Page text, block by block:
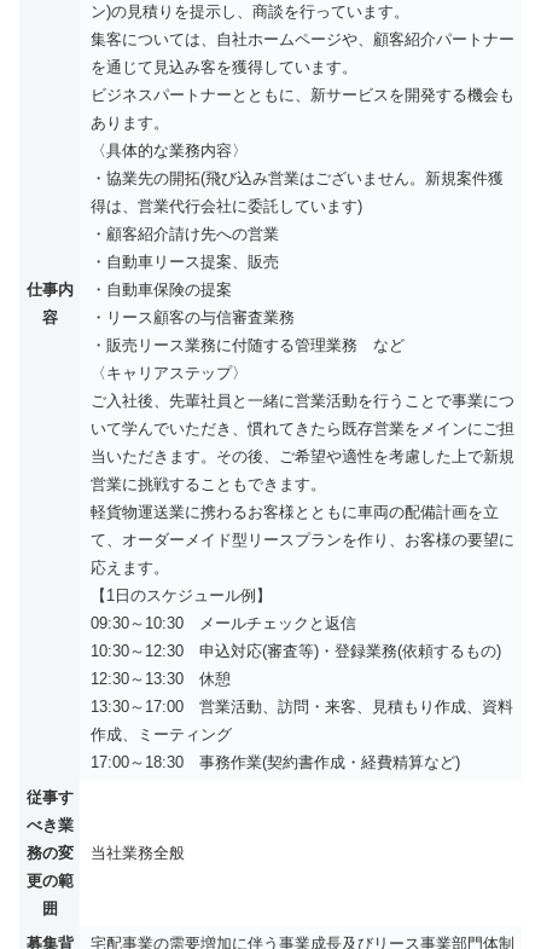
仕事内
容
ン)の見積りを提示し、商談を行っています。
集客については、自社ホームページや、顧客紹介パートナー
を通じて見込み客を獲得しています。
ビジネスパートナーとともに、新サービスを開発する機会も
あります。
〈具体的な業務内容〉
・協業先の開拓(飛び込み営業はございません。新規案件獲
得は、営業代行会社に委託しています)
・顧客紹介請け先への営業
・自動車リース提案、販売
・自動車保険の提案
・リース顧客の与信審査業務
・販売リース業務に付随する管理業務 など
〈キャリアステップ〉
ご入社後、先輩社員と一緒に営業活動を行うことで事業につ
いて学んでいただき、慣れてきたら既存営業をメインにご担
当いただきます。その後、ご希望や適性を考慮した上で新規
営業に挑戦することもできます。
軽貨物運送業に携わるお客様とともに車両の配備計画を立
て、オーダーメイド型リースプランを作り、お客様の要望に
応えます。
【1日のスケジュール例】
09:30～10:30 メールチェックと返信
10:30～12:30 申込対応(審査等)・登録業務(依頼するもの)
12:30～13:30 休憩
13:30～17:00 営業活動、訪問・来客、見積もり作成、資料
作成、ミーティング
17:00～18:30 事務作業(契約書作成・経費精算など)
従事す
べき業
務の変
更の範
囲
当社業務全般
募集背 宅配事業の需要増加に伴う事業成長及びリース事業部門体制